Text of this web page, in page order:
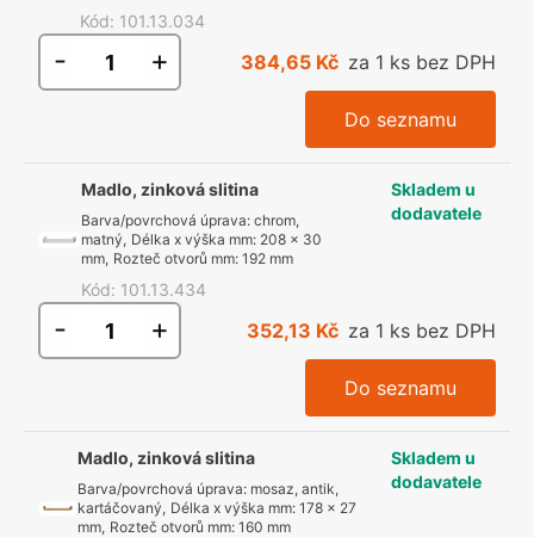
Kód: 101.13.034
- + 384,65 Kč za 1 ks bez DPH
Do seznamu
Madlo, zinková slitina
Barva/povrchová úprava:chrom,
matný, Délka x výška mm: 208 x 30
mm, Rozteč otvorů mm:192 mm
Kód: 101.13.434
Skladem u
dodavatele
- + 352,13 Kč za 1 ks bez DPH
Do seznamu
Madlo, zinková slitina
Barva/povrchová úprava: mosaz, antik,
kartáčovaný, Délka x výška mm:178 x 27
mm, Rozteč otvorů mm:160 mm
Skladem u
dodavatele